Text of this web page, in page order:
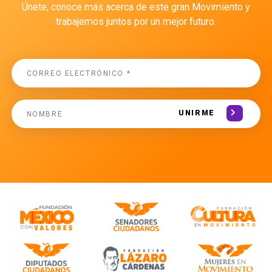
Únete, conoce más acerca de este gran Movimiento y
trabajemos juntos por un mejor futuro.
UNIRME